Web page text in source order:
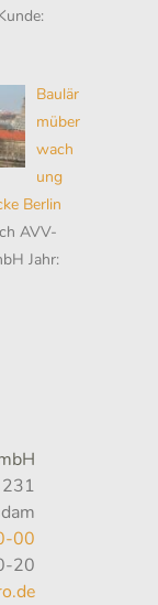
Baulär
müber
wach
ung
Berlin
AVV-
Jahr:
231
00
20